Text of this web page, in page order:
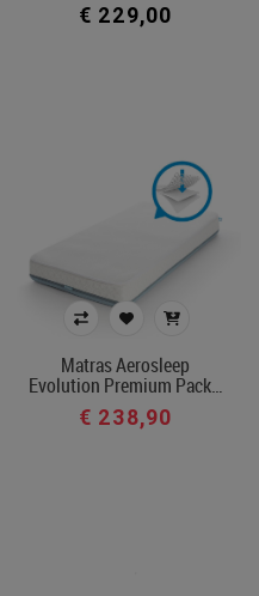
€ 229,00
Matras Aerosleep
Evolution Premium Pack…
€ 238,90